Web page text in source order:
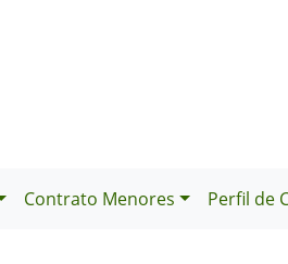
Contrato Menores Perfil de